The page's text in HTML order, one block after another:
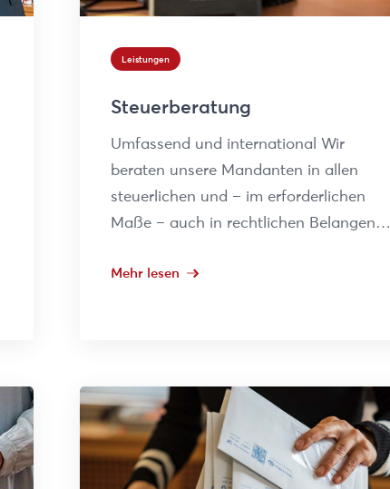
Leistungen
Steuerberatung
Umfassend und international Wir
beraten unsere Mandanten in allen
steuerlichen und – im erforderlichen
Maße – auch in rechtlichen Belangen…
Mehr lesen